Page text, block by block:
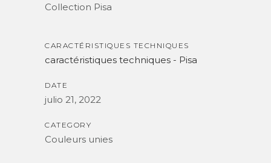
Collection Pisa
CARACTÉRISTIQUES TECHNIQUES
caractéristiques techniques - Pisa
DATE
julio 21, 2022
CATEGORY
Couleurs unies